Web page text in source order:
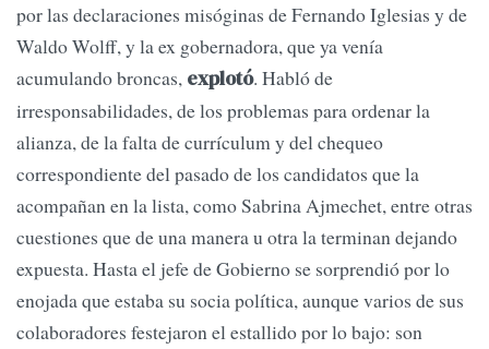
por las declaraciones misóginas de Fernando Iglesias y de
Waldo Wolff, y la ex gobernadora, que ya venía
acumulando broncas, explotó. Habló de
irresponsabilidades, de los problemas para ordenar la
alianza, de la falta de currículum y del chequeo
correspondiente del pasado de los candidatos que la
acompañan en la lista, como Sabrina Ajmechet, entre otras
cuestiones que de una manera u otra la terminan dejando
expuesta. Hasta el jefe de Gobierno se sorprendió por lo
enojada que estaba su socia política, aunque varios de sus
colaboradores festejaron el estallido por lo bajo: son